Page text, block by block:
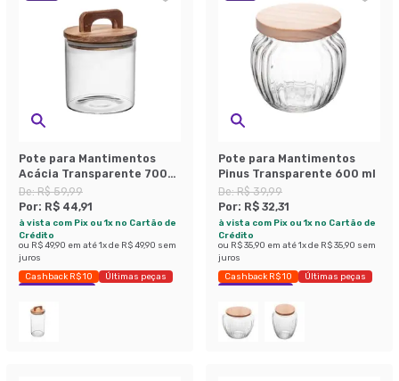
Pote para Mantimentos
Acácia Transparente 700
ml
De:R$ 59,99
Por: R$ 44,91
à vista com Pix ou 1x no Cartão de
Crédito
ou R$ 49,90 em até1x de R$ 49,90 sem
juros
Cashback R$ 10
Últimas peças
Economize 25%
Pote para Mantimentos
Pinus Transparente 600 ml
De:R$ 39,99
Por: R$ 32,31
à vista com Pix ou 1x no Cartão de
Crédito
ou R$ 35,90 em até1x de R$ 35,90 sem
juros
Cashback R$ 10
Últimas peças
Economize 19%